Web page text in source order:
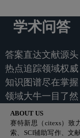
学术问答
答案直达文献源头
热点追踪领域权威
知识图谱尽在掌握
领域大牛一目了然
ABOUT US
赛特新思（citexs）致
索、SCI辅助写作、文